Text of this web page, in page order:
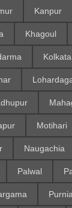
Kanpur
Khagoul
Kolkata
Motihari
Naugachia
Palwal